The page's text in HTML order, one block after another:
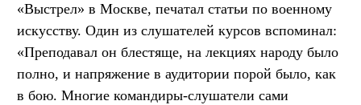
«Выстрел» в Москве, печатал статьи по военному
искусству. Один из слушателей курсов вспоминал:
«Преподавал он блестяще, на лекциях народу было
полно, и напряжение в аудитории порой было, как
в бою. Многие командиры-слушатели сами